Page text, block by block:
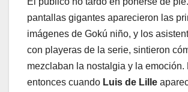
pantallas gigantes aparecieron las
imágenes de Gokú niño, y los
con playeras de la serie, sintieron
mezclaban la nostalgia y la emoción.
entonces cuando Luis de Lille